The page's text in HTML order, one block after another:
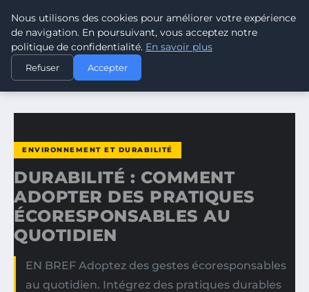
CLIMATE RESPONSE BLOG
ACCUEIL
ENVIRONNEMENT ET DURABILITÉ
DURABILITÉ : COMMENT ADOPTER DES PRATIQUES…
ENVIRONNEMENT ET DURABILITÉ
DURABILITÉ : COMMENT
ADOPTER DES PRATIQUES
ÉCORESPONSABLES AU
QUOTIDIEN
EN BREF Adoptez des gestes écoresponsables
au quotidien. Intégrez des pratiques durables
Nous utilisons des cookies pour améliorer votre expérience
de navigation. En poursuivant, vous acceptez notre
politique de confidentialité. En savoir plus
Refuser Accepter